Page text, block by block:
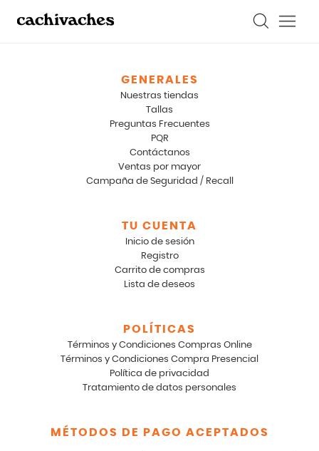
GENERALES
Nuestras tiendas
Tallas
Preguntas Frecuentes
PQR
Contáctanos
Ventas por mayor
Campaña de Seguridad / Recall
TU CUENTA
Inicio de sesión
Registro
Carrito de compras
Lista de deseos
POLÍTICAS
Términos y Condiciones Compras Online
Términos y Condiciones Compra Presencial
Política de privacidad
Tratamiento de datos personales
MÉTODOS DE PAGO ACEPTADOS